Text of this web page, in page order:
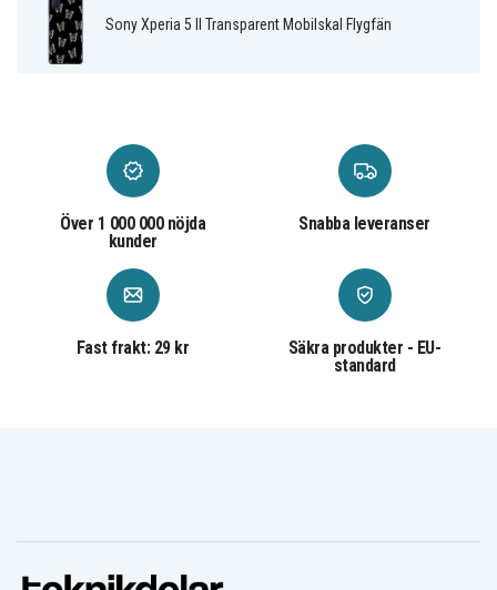
Material Plast
Sony Xperia 5 II Transparent Mobilskal Flygfän
Över 1 000 000 nöjda
kunder
Snabba leveranser
Fast frakt: 29 kr
Säkra produkter - EU-
standard